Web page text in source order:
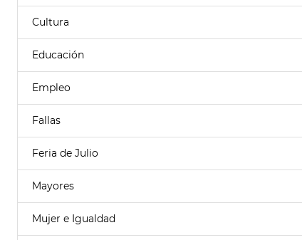
Cultura
Educación
Empleo
Fallas
Feria de Julio
Mayores
Mujer e Igualdad